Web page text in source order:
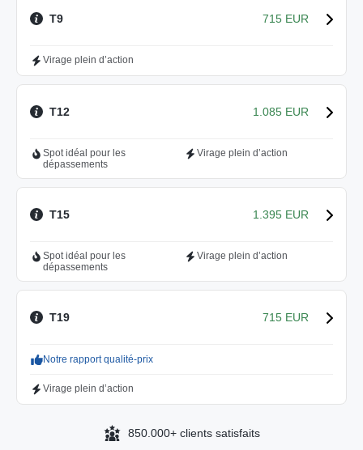
T9 715 EUR
Virage plein d’action
T12 1.085 EUR
Spot idéal pour les
dépassements
Virage plein d’action
T15 1.395 EUR
Spot idéal pour les
dépassements
Virage plein d’action
T19 715 EUR
Notre rapport qualité-prix
Virage plein d’action
850.000+ clients satisfaits